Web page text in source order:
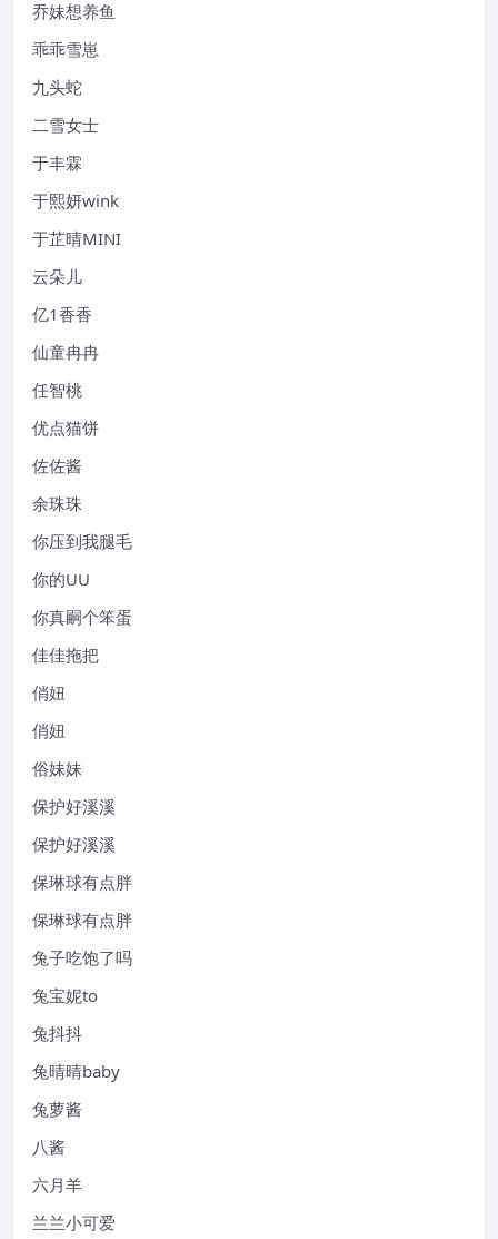
乔妹想养鱼
乖乖雪崽
九头蛇
二雪女士
于丰霖
于熙妍wink
于芷晴MINI
云朵儿
亿1香香
仙童冉冉
任智桃
优点猫饼
佐佐酱
余珠珠
你压到我腿毛
你的UU
你真嗣个笨蛋
佳佳拖把
俏妞
俏妞
俗妹妹
保护好溪溪
保护好溪溪
保琳球有点胖
保琳球有点胖
兔子吃饱了吗
兔宝妮to
兔抖抖
兔晴晴baby
兔萝酱
八酱
六月羊
兰兰小可爱